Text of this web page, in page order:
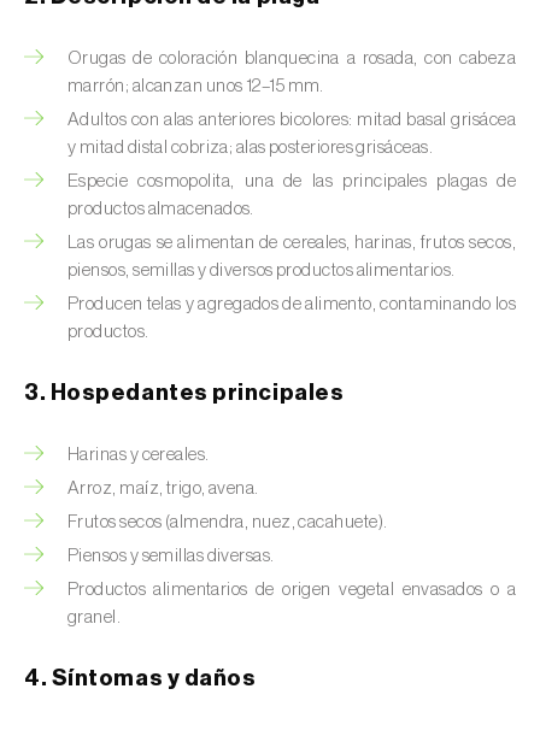
Barrenador del tallo del maíz (
Barrenador del té (Euwallacea fornicatus, E.
fornicatior, E. perbrevis e E. kuroshio)
Barrenador del tomate ( Neoleucinodes
elegantalis
Barrenillo del almendro (Scolytus amygdali)
Barrenillo del olmo (Scolytus multistriatus)
Barrenillo tipografo del abeto rojo (
Bicho camello (Chrysodeixis chalcites
Brugo de la encina (
Cacoecia de los frutales (Archips rosana)
Orugas de coloración blanquecina a rosada, con cabeza
marrón; alcanzan unos 12–15 mm.
Adultos con alas anteriores bicolores: mitad basal grisácea
y mitad distal cobriza; alas posteriores grisáceas.
Especie cosmopolita, una de las principales plagas de
productos almacenados.
Las orugas se alimentan de cereales, harinas, frutos secos,
piensos, semillas y diversos productos alimentarios.
Producen telas y agregados de alimento, contaminando los
productos.
3. Hospedantes principales
Harinas y cereales.
Arroz, maíz, trigo, avena.
Frutos secos (almendra, nuez, cacahuete).
Piensos y semillas diversas.
Productos alimentarios de origen vegetal envasados o a
granel.
4. Síntomas y daños